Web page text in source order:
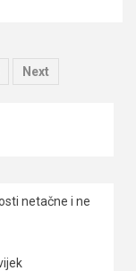
Next
netačne i ne